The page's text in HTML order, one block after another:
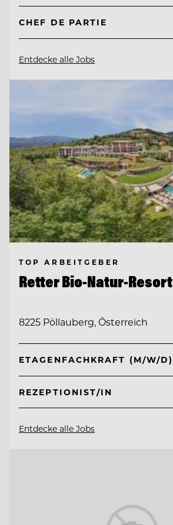
CHEF DE PARTIE
Entdecke alle Jobs
TOP ARBEITGEBER
Retter Bio-Natur-Resort
8225 Pöllauberg, Österreich
ETAGENFACHKRAFT (M/W/D)
REZEPTIONIST/IN
Entdecke alle Jobs